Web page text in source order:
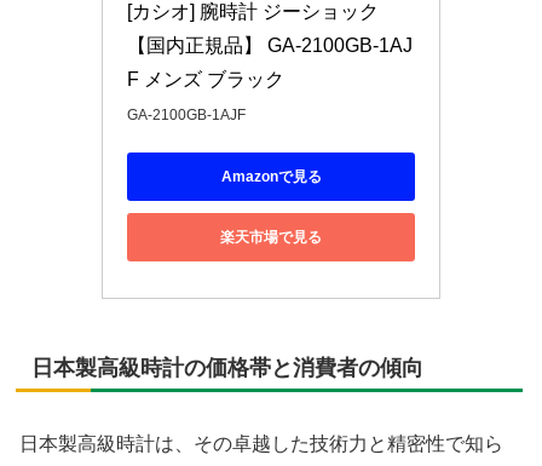
[カシオ] 腕時計 ジーショック
【国内正規品】 GA-2100GB-1AJ
F メンズ ブラック
GA-2100GB-1AJF
Amazonで見る
楽天市場で見る
日本製高級時計の価格帯と消費者の傾向
日本製高級時計は、その卓越した技術力と精密性で知ら